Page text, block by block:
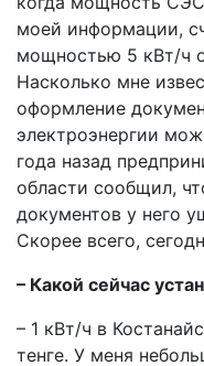
моей информации,
мощностью 5 кВт/ч
Насколько мне
оформление
электроэнергии
года назад
области сообщил,
документов у него
Скорее всего,
– Какой сейчас
– 1 кВт/ч в
тенге. У меня